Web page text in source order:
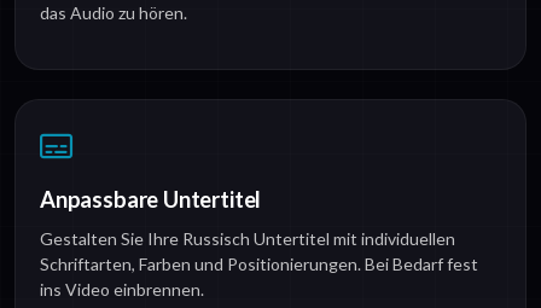
das Audio zu hören.
Anpassbare Untertitel
Gestalten Sie Ihre Russisch Untertitel mit individuellen
Schriftarten, Farben und Positionierungen. Bei Bedarf fest
ins Video einbrennen.